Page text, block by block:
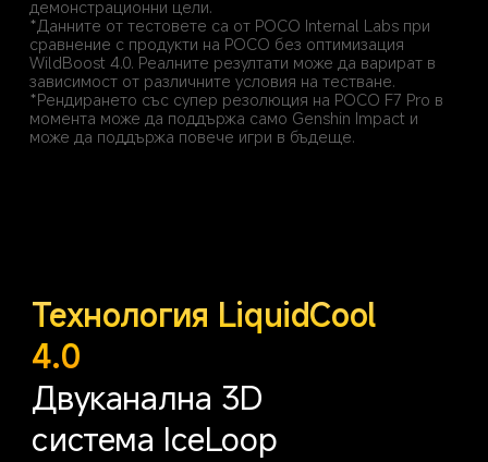
демонстрационни цели.
*Данните от тестовете са от POCO Internal Labs при
сравнение с продукти на POCO без оптимизация
WildBoost 4.0. Реалните резултати може да варират в
зависимост от различните условия на тестване.
*Рендирането със супер резолюция на POCO F7 Pro в
момента може да поддържа само Genshin Impact и
може да поддържа повече игри в бъдеще.
Технология LiquidCool
4.0
Двуканална 3D
система IceLoop